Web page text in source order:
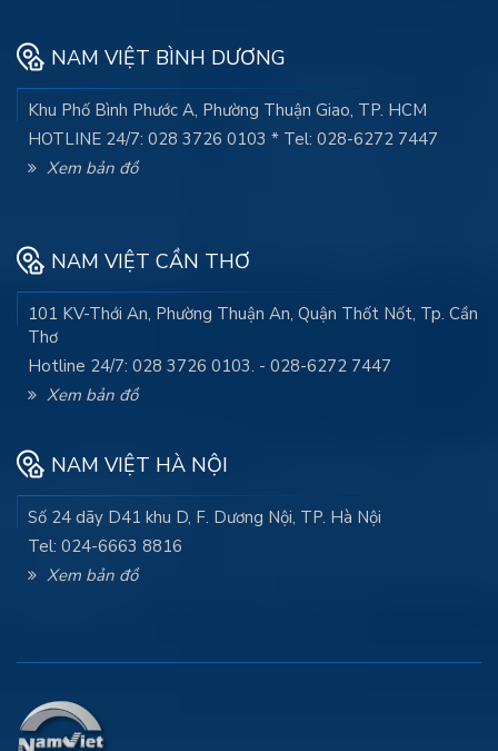
NAM VIỆT BÌNH DƯƠNG
Khu Phố Bình Phước A, Phường Thuận Giao, TP. HCM
HOTLINE 24/7: 028 3726 0103 * Tel: 028-6272 7447
Xem bản đồ
NAM VIỆT CẦN THƠ
101 KV-Thới An, Phường Thuận An, Quận Thốt Nốt, Tp. Cần
Thơ
Hotline 24/7: 028 3726 0103. - 028-6272 7447
Xem bản đồ
NAM VIỆT HÀ NỘI
Số 24 dãy D41 khu D, F. Dương Nội, TP. Hà Nội
Tel: 024-6663 8816
Xem bản đồ